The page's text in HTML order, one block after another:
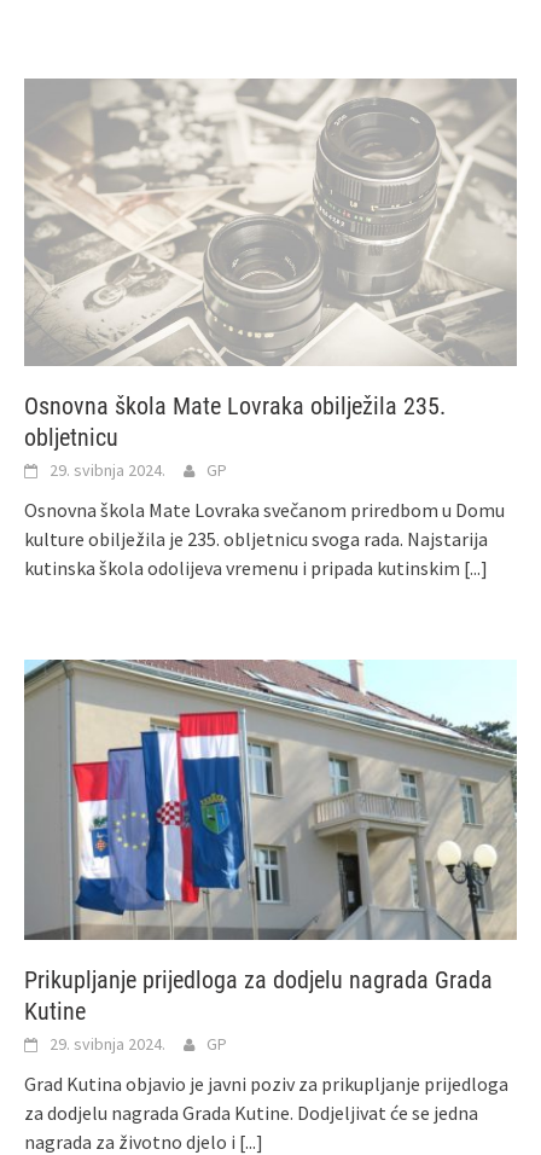
Osnovna škola Mate Lovraka obilježila 235.
obljetnicu
29. svibnja 2024. GP
Osnovna škola Mate Lovraka svečanom priredbom u Domu
kulture obilježila je 235. obljetnicu svoga rada. Najstarija
kutinska škola odolijeva vremenu i pripada kutinskim [...]
Prikupljanje prijedloga za dodjelu nagrada Grada
Kutine
29. svibnja 2024. GP
Grad Kutina objavio je javni poziv za prikupljanje prijedloga
za dodjelu nagrada Grada Kutine. Dodjeljivat će se jedna
nagrada za životno djelo i [...]